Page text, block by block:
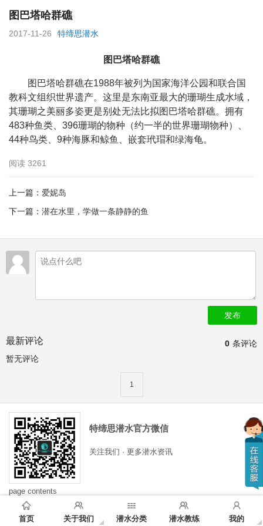
首页 关于我们 潜水分类 潜水教练 我的
图巴塔哈群礁
2017-11-26 特缔思潜水
图巴塔哈群礁
图巴塔哈群礁在1988年被列为国家海洋公园和联合国
教科文组织世界遗产。这里是东南亚最大的珊瑚生成水域，
其珊瑚之美丽多姿更是别处无法比拟图巴塔哈群礁。拥有
483种鱼类、396珊瑚的物种（约一半的世界珊瑚物种）、
44种鸟类、9种海豚和鲸鱼、嵌套玳瑁和绿海龟。
阅读 3261
上一篇： 爱妮岛
下一篇： 潜在水里，学做一条静静的鱼
发布
0 条评论
最新评论
暂无评论
1
特缔思潜水官方微信
关注我们 · 更多潜水资讯
page contents
Copyright ©特缔思潜水 版权所有